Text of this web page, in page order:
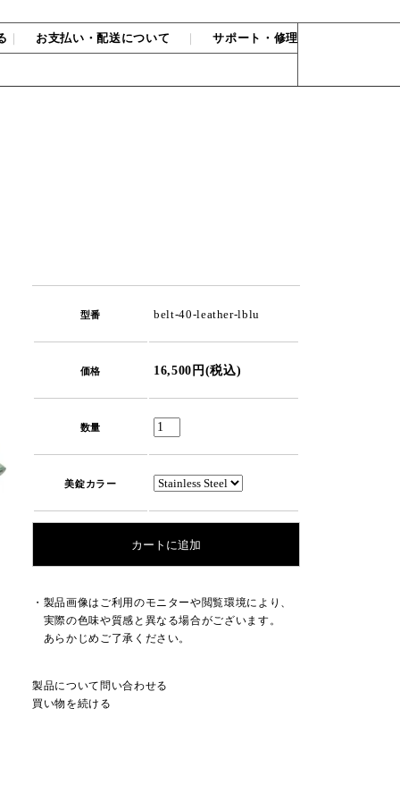
お支払い・配送について ｜サポート・修理
型番 belt-40-leather-lblu
価格 16,500円(税込)
数量
美錠カラー
・製品画像はご利用のモニターや閲覧環境により、
実際の色味や質感と異なる場合がございます。
あらかじめご了承ください。
製品について問い合わせる
買い物を続ける